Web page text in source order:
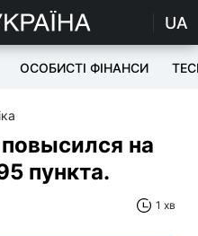
UA
ОСОБИСТІ ФІНАНСИ
на
пункта.
1 хв